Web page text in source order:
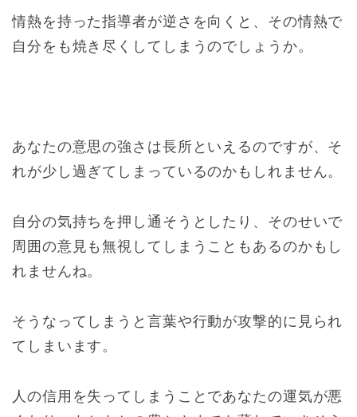
情熱を持った指導者が逆さを向くと、その情熱で
自分をも焼き尽くしてしまうのでしょうか。
あなたの意思の強さは長所といえるのですが、そ
れが少し過ぎてしまっているのかもしれません。
自分の気持ちを押し通そうとしたり、そのせいで
周囲の意見も無視してしまうこともあるのかもし
れませんね。
そうなってしまうと言葉や行動が攻撃的に見られ
てしまいます。
人の信用を失ってしまうことであなたの運気が悪